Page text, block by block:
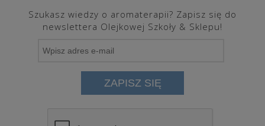
Szukasz wiedzy o aromaterapii? Zapisz się do
newslettera Olejkowej Szkoły & Sklepu!
ZAPISZ SIĘ